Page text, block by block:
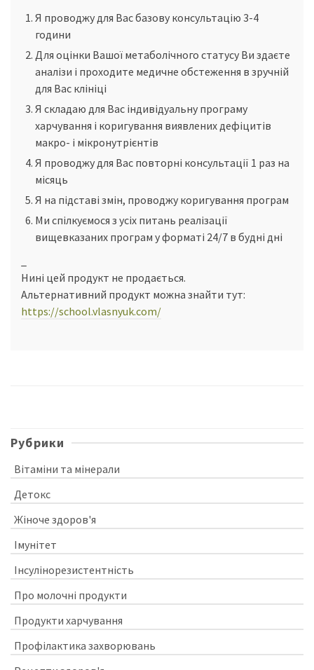
Я проводжу для Вас базову консультацію 3-4
години
Для оцінки Вашої метаболічного статусу Ви здаєте
аналізи і проходите медичне обстеження в зручній
для Вас клініці
Я складаю для Вас індивідуальну програму
харчування і коригування виявлених дефіцитів
макро- і мікронутрієнтів
Я проводжу для Вас повторні консультації 1 раз на
місяць
Я на підставі змін, проводжу коригування програм
Ми спілкуємося з усіх питань реалізації
вищевказаних програм у форматі 24/7 в будні дні
Нині цей продукт не продається.
Альтернативний продукт можна знайти тут:
https://school.vlasnyuk.com/
Рубрики
Вітаміни та мінерали
Детокс
Жіноче здоров'я
Імунітет
Інсулінорезистентність
Про молочні продукти
Продукти харчування
Профілактика захворювань